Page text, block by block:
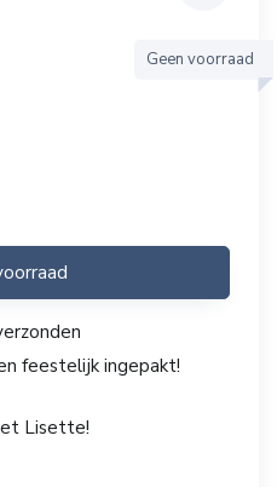
Geen voorraad
feestelijk ingepakt!
Lisette!